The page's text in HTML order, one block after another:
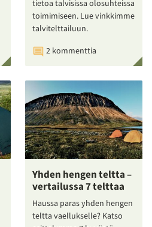
tietoa talvisissa olosuhteissa
toimimiseen. Lue vinkkimme
talvitelttailuun.
2 kommenttia
Yhden hengen teltta –
vertailussa 7 telttaa
Haussa paras yhden hengen
teltta vaellukselle? Katso